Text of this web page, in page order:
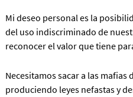
Mi deseo personal es la
del uso indiscriminado de
reconocer el valor que tiene
Necesitamos sacar a las mafias
produciendo leyes nefastas y